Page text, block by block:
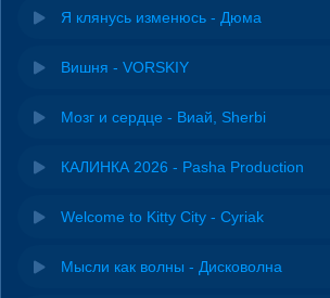
Я клянусь изменюсь - Дюма
Вишня - VORSKIY
Мозг и сердце - Виай, Sherbi
КАЛИНКА 2026 - Pasha Production
Welcome to Kitty City - Cyriak
Мысли как волны - Дисковолна